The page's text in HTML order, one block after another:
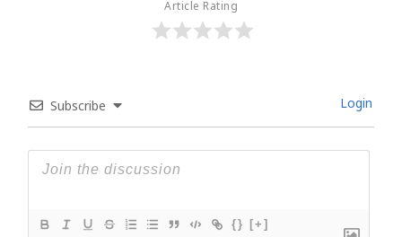
Article Rating
Subscribe Login
{} [+]